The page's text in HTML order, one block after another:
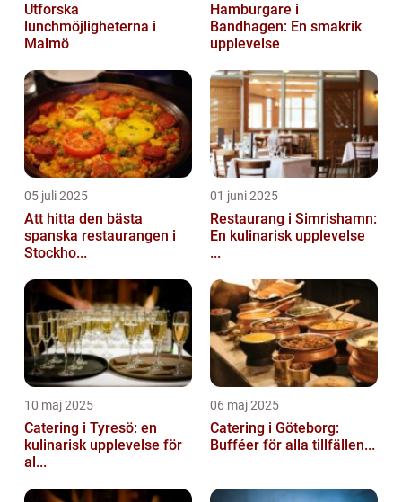
Utforska
lunchmöjligheterna i
Malmö
Hamburgare i
Bandhagen: En smakrik
upplevelse
05 juli 2025
Att hitta den bästa
spanska restaurangen i
Stockho...
01 juni 2025
Restaurang i Simrishamn:
En kulinarisk upplevelse
...
10 maj 2025
Catering i Tyresö: en
kulinarisk upplevelse för
al...
06 maj 2025
Catering i Göteborg:
Bufféer för alla tillfällen...